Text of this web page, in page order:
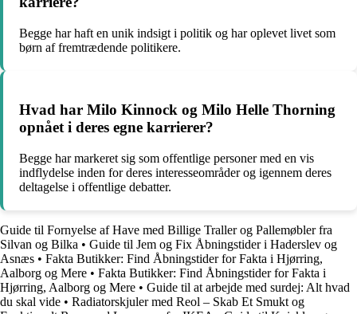
Begge har haft en unik indsigt i politik og har oplevet livet som
børn af fremtrædende politikere.
Hvad har Milo Kinnock og Milo Helle Thorning
opnået i deres egne karrierer?
Begge har markeret sig som offentlige personer med en vis
indflydelse inden for deres interesseområder og igennem deres
deltagelse i offentlige debatter.
Guide til Fornyelse af Have med Billige Traller og Pallemøbler fra
Silvan og Bilka • Guide til Jem og Fix Åbningstider i Haderslev og
Asnæs • Fakta Butikker: Find Åbningstider for Fakta i Hjørring,
Aalborg og Mere • Fakta Butikker: Find Åbningstider for Fakta i
Hjørring, Aalborg og Mere • Guide til at arbejde med surdej: Alt hvad
du skal vide • Radiatorskjuler med Reol – Skab Et Smukt og